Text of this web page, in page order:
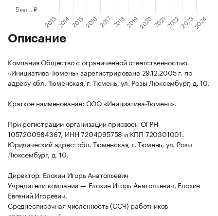
Описание
Компания Общество с ограниченной ответственностью
«Инициатива-Тюмень» зарегистрирована 29.12.2005 г. по
адресу обл. Тюменская, г. Тюмень, ул. Розы Люксембург, д. 10.
Краткое наименование: ООО «Инициатива-Тюмень».
При регистрации организации присвоен ОГРН
1057200984367, ИНН 7204095758 и КПП 720301001.
Юридический адрес: обл. Тюменская, г. Тюмень, ул. Розы
Люксембург, д. 10.
Директор: Елохин Игорь Анатольевич
Учредители компании — Елохин Игорь Анатольевич, Елохин
Евгений Игоревич.
Среднесписочная численность (ССЧ) работников